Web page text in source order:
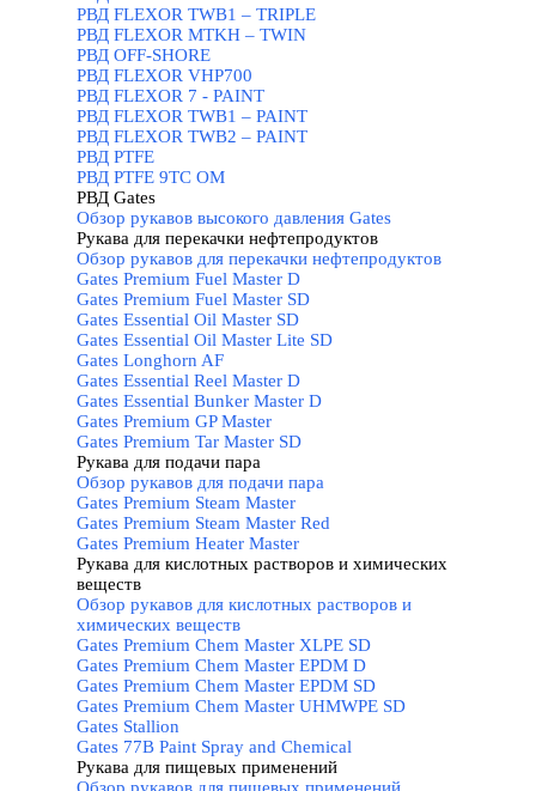
РВД FLEXOR TWB1 – TRIPLE
РВД FLEXOR MTKH – TWIN
РВД OFF-SHORE
РВД FLEXOR VHP700
РВД FLEXOR 7 - PAINT
РВД FLEXOR TWB1 – PAINT
РВД FLEXOR TWB2 – PAINT
РВД PTFE
РВД PTFE 9TC OM
РВД Gates
Обзор рукавов высокого давления Gates
Рукава для перекачки нефтепродуктов
Обзор рукавов для перекачки нефтепродуктов
Gates Premium Fuel Master D
Gates Premium Fuel Master SD
Gates Essential Oil Master SD
Gates Essential Oil Master Lite SD
Gates Longhorn AF
Gates Essential Reel Master D
Gates Essential Bunker Master D
Gates Premium GP Master
Gates Premium Tar Master SD
Рукава для подачи пара
Обзор рукавов для подачи пара
Gates Premium Steam Master
Gates Premium Steam Master Red
Gates Premium Heater Master
Рукава для кислотных растворов и химических
веществ
Обзор рукавов для кислотных растворов и
химических веществ
Gates Premium Chem Master XLPE SD
Gates Premium Chem Master EPDM D
Gates Premium Chem Master EPDM SD
Gates Premium Chem Master UHMWPE SD
Gates Stallion
Gates 77B Paint Spray and Chemical
Рукава для пищевых применений